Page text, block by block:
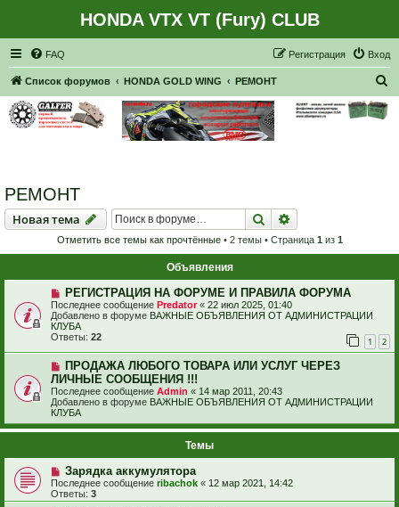
HONDA VTX VT (Fury) CLUB
FAQ Вход
Регистрация
Список форумов HONDA GOLD WING РЕМОНТ
РЕМОНТ
Новая тема
Новаятема Поиск
Отметить все темы как прочтённые• 2 темы • Страница 1 из 1
Объявления
РЕГИСТРАЦИЯ НА ФОРУМЕ И ПРАВИЛА ФОРУМА
Последнее сообщение Predator« 22 июл 2025, 01:40
Добавлено в форуме ВАЖНЫЕ ОБЪЯВЛЕНИЯ ОТ АДМИНИСТРАЦИИ
КЛУБА
Ответы: 22 1 2
ПРОДАЖА ЛЮБОГО ТОВАРА ИЛИ УСЛУГ ЧЕРЕЗ
ЛИЧНЫЕ СООБЩЕНИЯ !!!
Последнее сообщение Admin « 14 мар 2011, 20:43
Добавлено в форуме ВАЖНЫЕ ОБЪЯВЛЕНИЯ ОТ АДМИНИСТРАЦИИ
КЛУБА
Темы
Зарядка аккумулятора
Последнее сообщение ribachok « 12 мар 2021, 14:42
Ответы: 3